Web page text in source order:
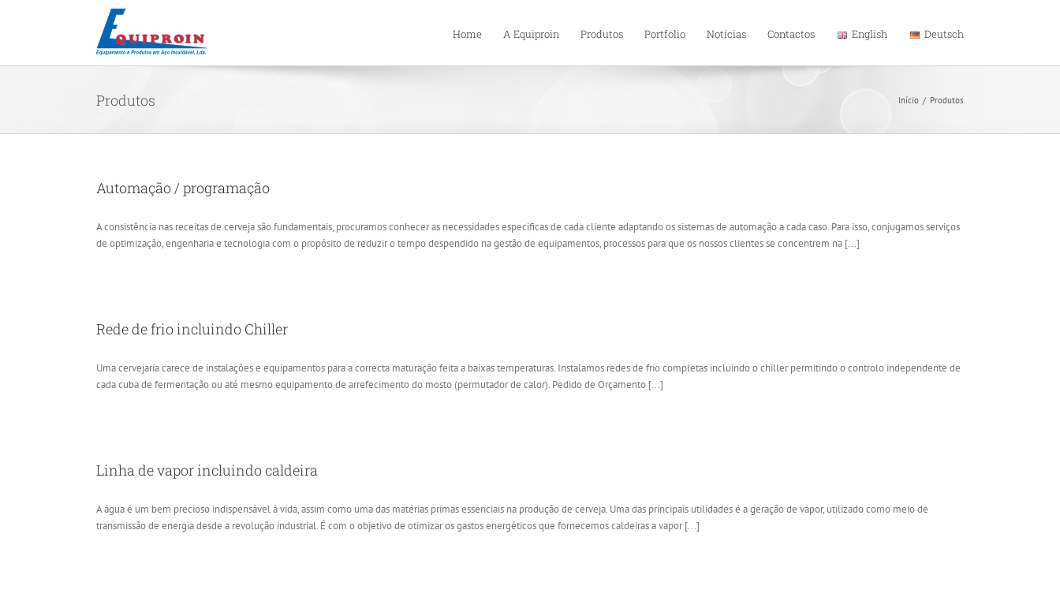
Home A Equiproin Produtos Portfolio Notícias Contactos English Deutsch
Produtos Início / Produtos
Automação / programação
A consistência nas receitas de cerveja são fundamentais, procuramos conhecer as necessidades especificas de cada cliente adaptando os sistemas de automação a cada caso. Para isso, conjugamos serviços
de optimização, engenharia e tecnologia com o propósito de reduzir o tempo despendido na gestão de equipamentos, processos para que os nossos clientes se concentrem na [...]
Rede de frio incluindo Chiller
Uma cervejaria carece de instalações e equipamentos para a correcta maturação feita a baixas temperaturas. Instalamos redes de frio completas incluindo o chiller permitindo o controlo independente de
cada cuba de fermentação ou até mesmo equipamento de arrefecimento do mosto (permutador de calor). Pedido de Orçamento [...]
Linha de vapor incluindo caldeira
A água é um bem precioso indispensável à vida, assim como uma das matérias primas essenciais na produção de cerveja. Uma das principais utilidades é a geração de vapor, utilizado como meio de
transmissão de energia desde a revolução industrial. É com o objetivo de otimizar os gastos energéticos que fornecemos caldeiras a vapor [...]